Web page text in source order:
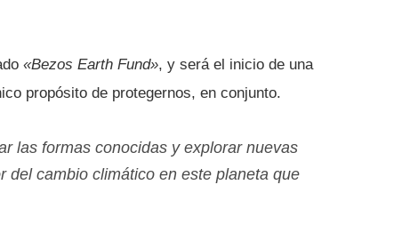
«Bezos Earth Fund», y será el inicio de una
propósito de protegernos, en conjunto.
las formas conocidas y explorar nuevas
del cambio climático en este planeta que